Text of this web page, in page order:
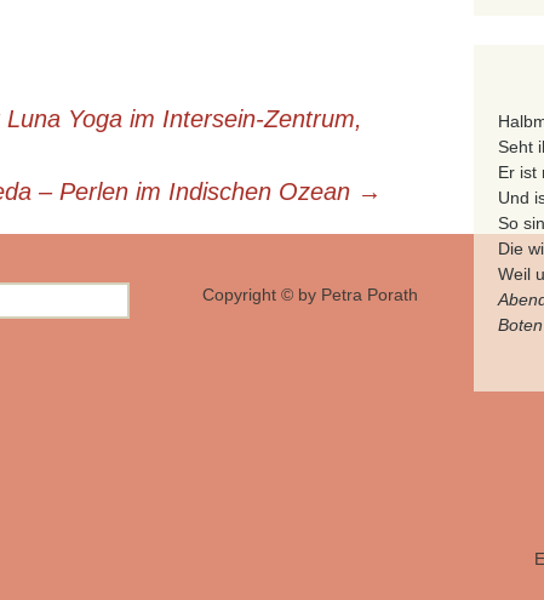
Yoga im Intersein-Zentrum,
– Perlen im Indischen Ozean →
Seht
Er ist
Und
So
Die
Weil
Boten
Copyright © by Petra Porath